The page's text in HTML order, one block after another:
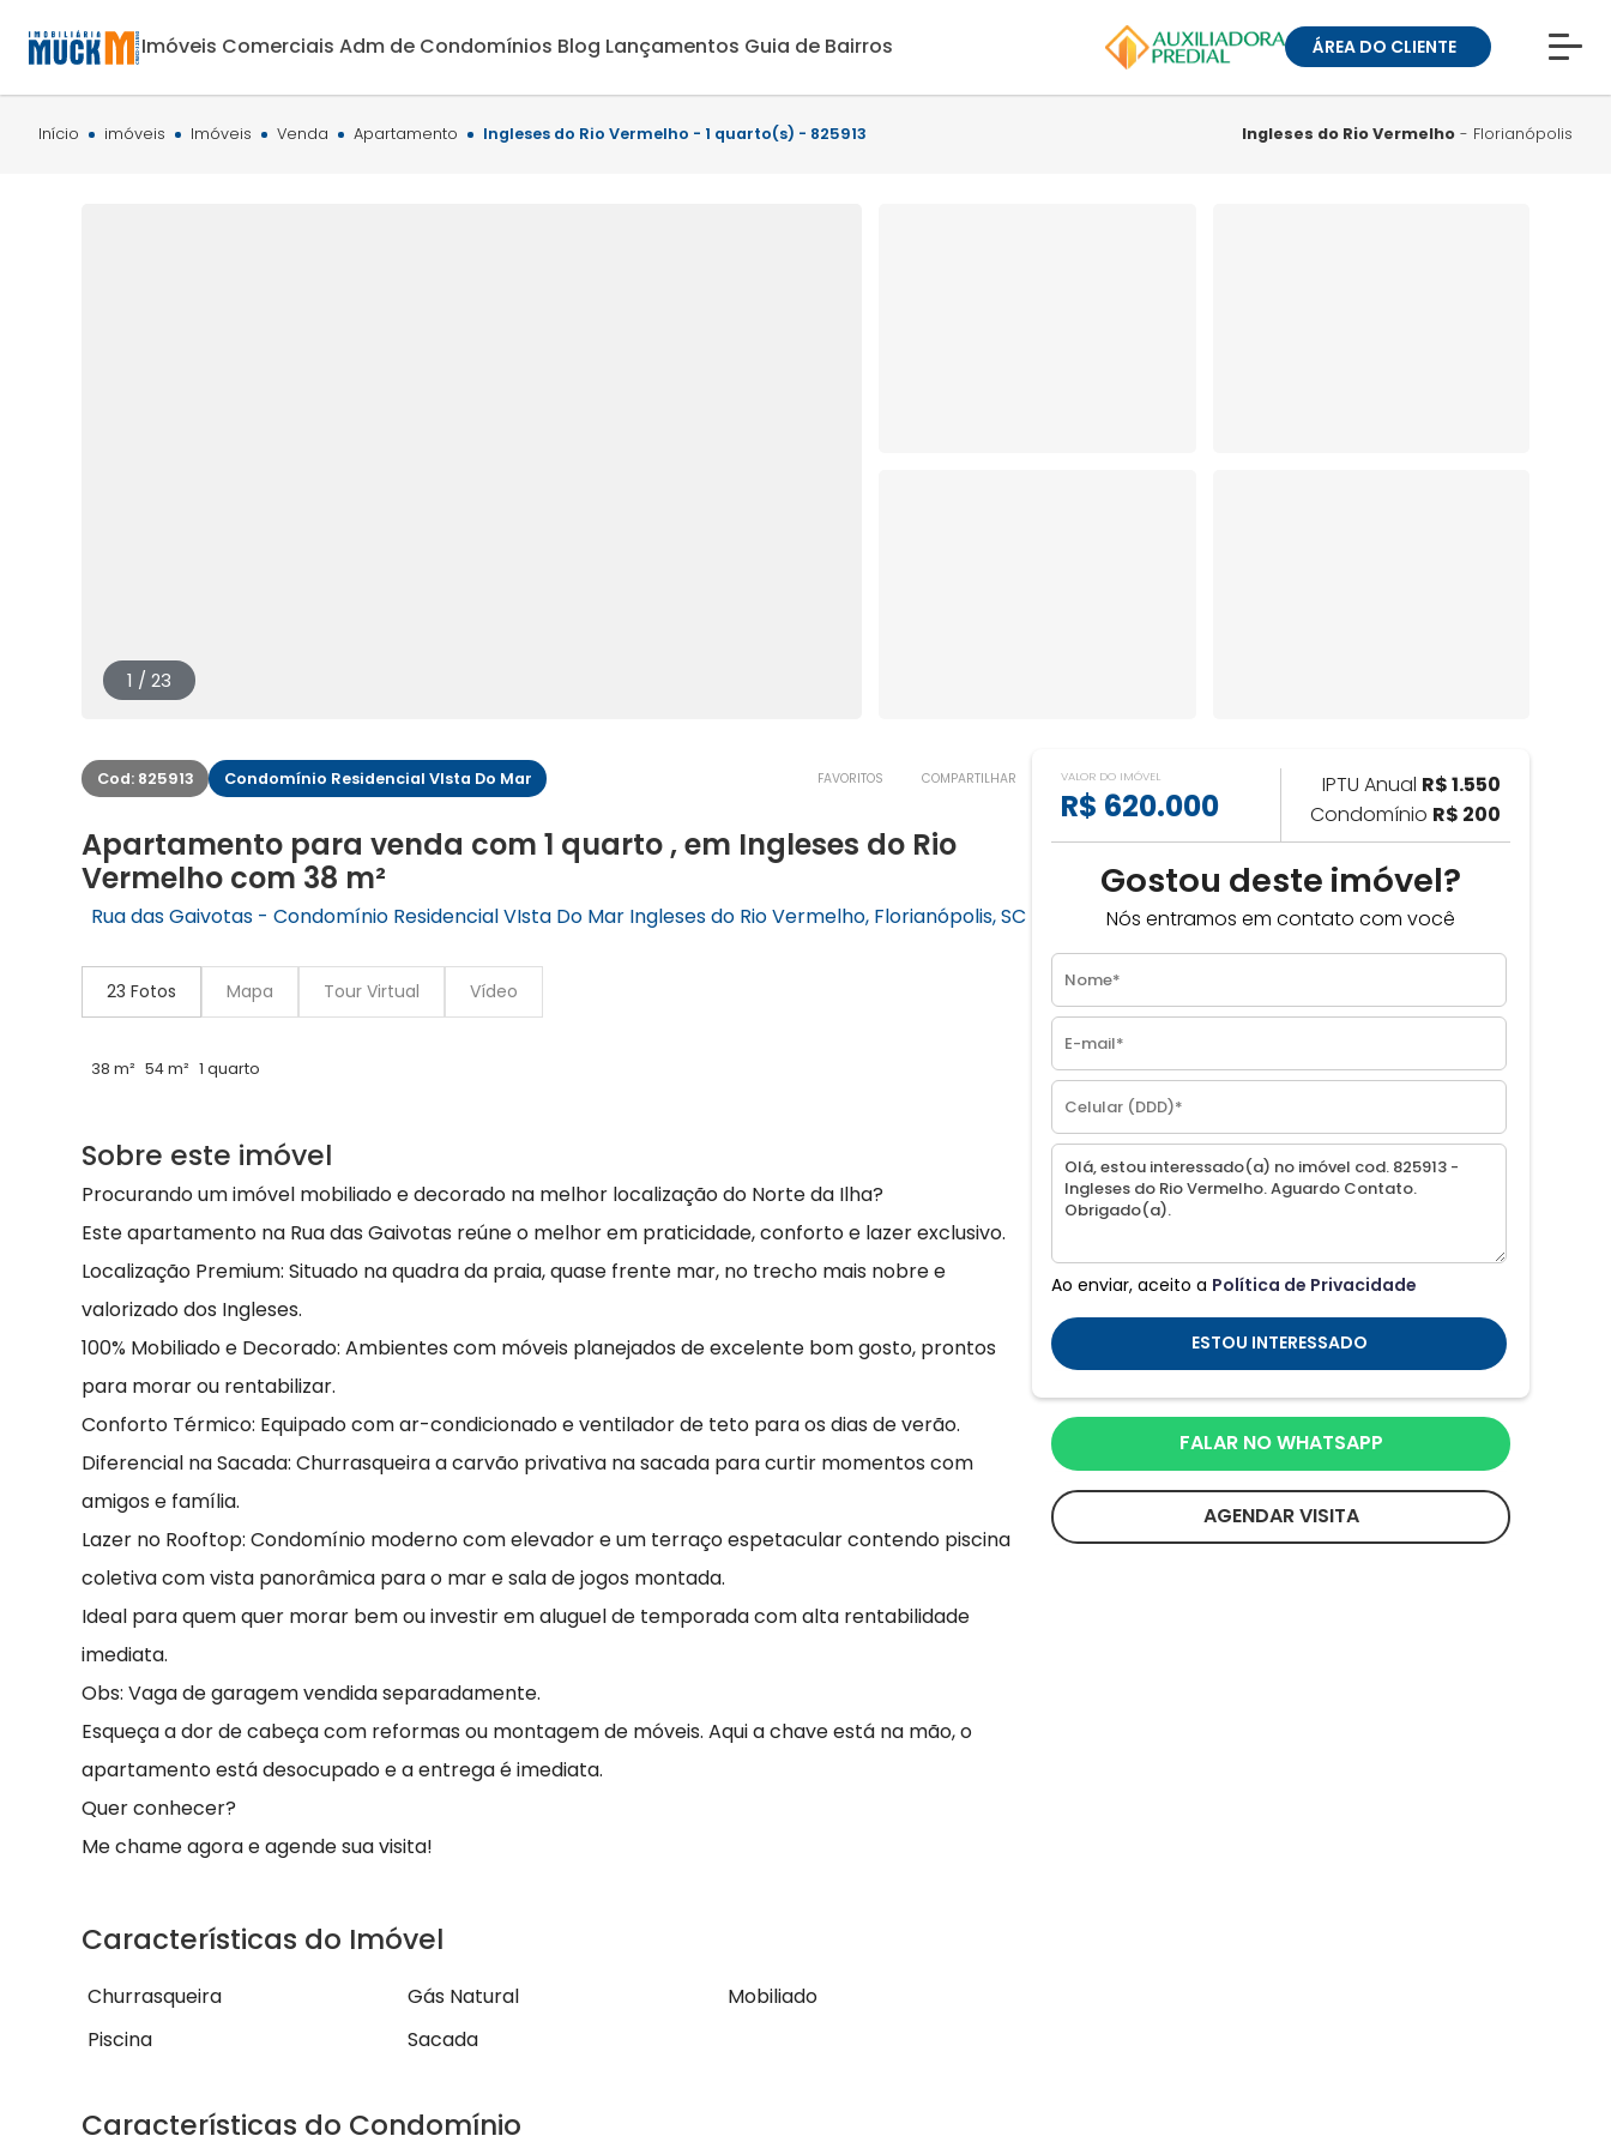
Imóveis Comerciais Adm de Condomínios Blog Lançamentos Guia de Bairros ÁREA DO CLIENTE
CONHEÇA A MUCK
BLOG
TRABALHE CONOSCO
Início imóveis Imóveis Venda Apartamento Ingleses do Rio Vermelho - 1 quarto(s) - 825913 Ingleses do Rio Vermelho - Florianópolis
1 / 23
Cod: 825913 Condomínio Residencial VIsta Do Mar FAVORITOS COMPARTILHAR
Apartamento para venda com 1 quarto , em Ingleses do Rio
Vermelho com 38 m²
Rua das Gaivotas - Condomínio Residencial VIsta Do Mar Ingleses do Rio Vermelho, Florianópolis, SC
23 Fotos Mapa Tour Virtual Vídeo
38 m² 54 m² 1 quarto
Sobre este imóvel
Procurando um imóvel mobiliado e decorado na melhor localização do Norte da Ilha?
Este apartamento na Rua das Gaivotas reúne o melhor em praticidade, conforto e lazer exclusivo.
Localização Premium: Situado na quadra da praia, quase frente mar, no trecho mais nobre e
valorizado dos Ingleses.
100% Mobiliado e Decorado: Ambientes com móveis planejados de excelente bom gosto, prontos
para morar ou rentabilizar.
Conforto Térmico: Equipado com ar-condicionado e ventilador de teto para os dias de verão.
Diferencial na Sacada: Churrasqueira a carvão privativa na sacada para curtir momentos com
amigos e família.
Lazer no Rooftop: Condomínio moderno com elevador e um terraço espetacular contendo piscina
coletiva com vista panorâmica para o mar e sala de jogos montada.
Ideal para quem quer morar bem ou investir em aluguel de temporada com alta rentabilidade
imediata.
Obs: Vaga de garagem vendida separadamente.
Esqueça a dor de cabeça com reformas ou montagem de móveis. Aqui a chave está na mão, o
apartamento está desocupado e a entrega é imediata.
Quer conhecer?
Me chame agora e agende sua visita!
Características do Imóvel
Churrasqueira Gás Natural
Mobiliado
Piscina
Sacada
Características do Condomínio
VALOR DO IMÓVEL
R$ 620.000
IPTU Anual R$ 1.550
Condomínio R$ 200
Gostou deste imóvel?
Nós entramos em contato com você
Ao enviar, aceito a Política de Privacidade
ESTOU INTERESSADO
FALAR NO WHATSAPP
AGENDAR VISITA